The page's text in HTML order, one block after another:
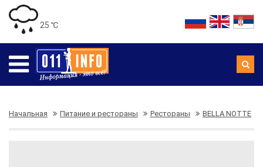
25 ℃
Начальная Питание и рестораны Рестораны BELLA NOTTE